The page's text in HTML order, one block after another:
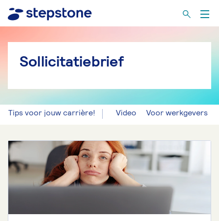
Sollicitatiebrief
Tips voor jouw carrière! Video Voor werkgevers